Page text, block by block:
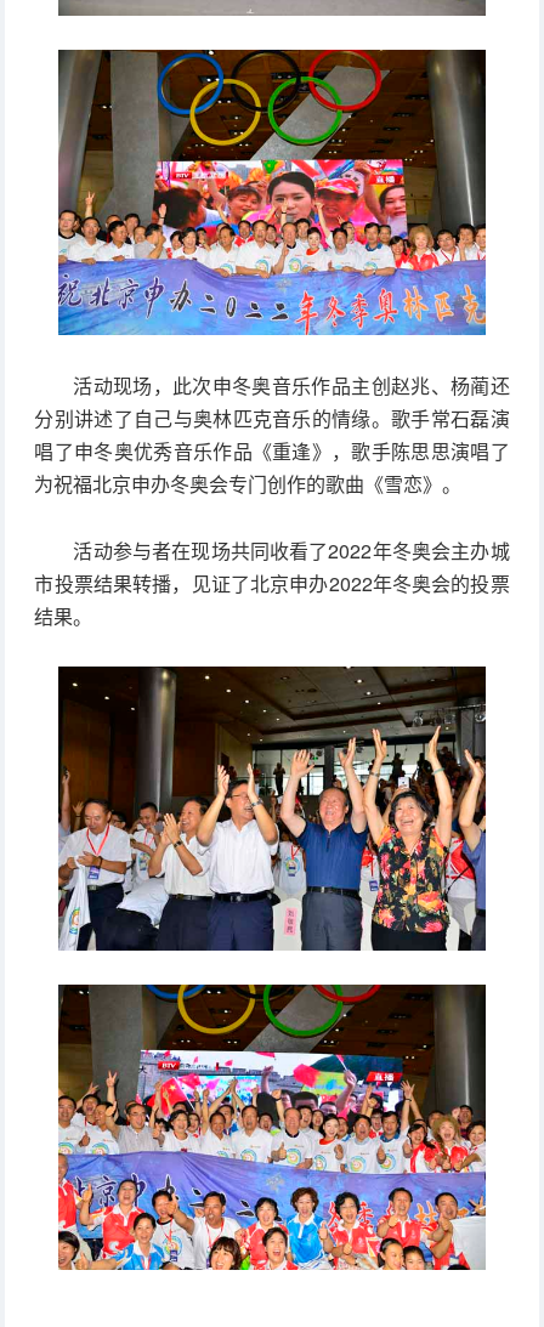
活动现场，此次申冬奥音乐作品主创赵兆、杨蔺还
分别讲述了自己与奥林匹克音乐的情缘。歌手常石磊演
唱了申冬奥优秀音乐作品《重逢》，歌手陈思思演唱了
为祝福北京申办冬奥会专门创作的歌曲《雪恋》。
活动参与者在现场共同收看了2022年冬奥会主办城
市投票结果转播，见证了北京申办2022年冬奥会的投票
结果。